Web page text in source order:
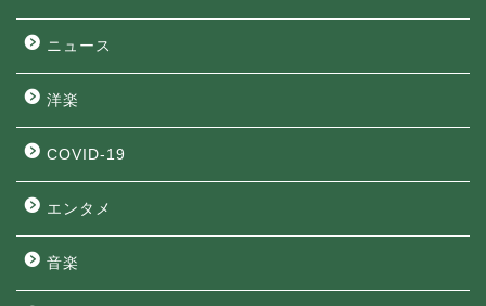
ニュース
洋楽
COVID-19
エンタメ
音楽